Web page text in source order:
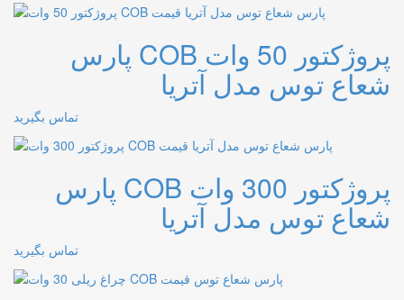
پروژکتور 50 وات COB پارس
شعاع توس مدل آتریا
تماس بگیرید
پروژکتور 300 وات COB پارس
شعاع توس مدل آتریا
تماس بگیرید